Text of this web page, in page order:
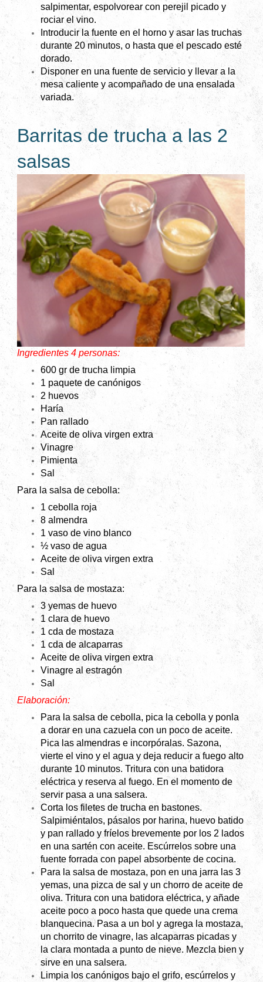
salpimentar, espolvorear con perejil picado y
rociar el vino.
Introducir la fuente en el horno y asar las truchas
durante 20 minutos, o hasta que el pescado esté
dorado.
Disponer en una fuente de servicio y llevar a la
mesa caliente y acompañado de una ensalada
variada.
Barritas de trucha a las 2
salsas
Ingredientes 4 personas:
600 gr de trucha limpia
1 paquete de canónigos
2 huevos
Haría
Pan rallado
Aceite de oliva virgen extra
Vinagre
Pimienta
Sal
Para la salsa de cebolla:
1 cebolla roja
8 almendra
1 vaso de vino blanco
½ vaso de agua
Aceite de oliva virgen extra
Sal
Para la salsa de mostaza:
3 yemas de huevo
1 clara de huevo
1 cda de mostaza
1 cda de alcaparras
Aceite de oliva virgen extra
Vinagre al estragón
Sal
Elaboración:
Para la salsa de cebolla, pica la cebolla y ponla
a dorar en una cazuela con un poco de aceite.
Pica las almendras e incorpóralas. Sazona,
vierte el vino y el agua y deja reducir a fuego alto
durante 10 minutos. Tritura con una batidora
eléctrica y reserva al fuego. En el momento de
servir pasa a una salsera.
Corta los filetes de trucha en bastones.
Salpimiéntalos, pásalos por harina, huevo batido
y pan rallado y fríelos brevemente por los 2 lados
en una sartén con aceite. Escúrrelos sobre una
fuente forrada con papel absorbente de cocina.
Para la salsa de mostaza, pon en una jarra las 3
yemas, una pizca de sal y un chorro de aceite de
oliva. Tritura con una batidora eléctrica, y añade
aceite poco a poco hasta que quede una crema
blanquecina. Pasa a un bol y agrega la mostaza,
un chorrito de vinagre, las alcaparras picadas y
la clara montada a punto de nieve. Mezcla bien y
sirve en una salsera.
Limpia los canónigos bajo el grifo, escúrrelos y